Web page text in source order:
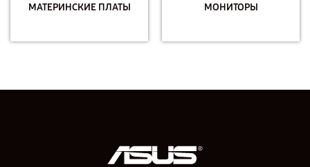
МАТЕРИНСКИЕ ПЛАТЫ МОНИТОРЫ